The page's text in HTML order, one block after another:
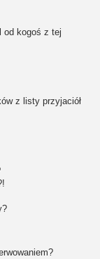
od kogoś z tej
z listy przyjaciół